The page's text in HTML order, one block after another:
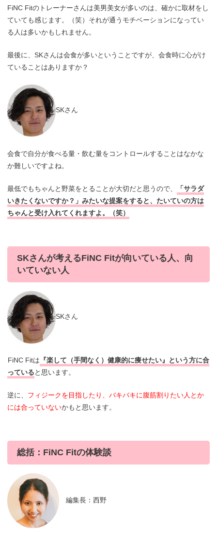
FiNC Fitのトレーナーさんは美男美女が多いのは、確かに取材をし
ていても感じます。（笑）それが通うモチベーションになってい
る人は多いかもしれません。
最後に、SKさんは会食が多いということですが、会食時に心がけ
ていることはありますか？
SKさん
会食で自分が食べる量・飲む量をコントロールすることはなかな
か難しいですよね。
最低でもちゃんと野菜をとることが大切だと思うので、
「サラダ
いきたくないですか？」みたいな提案をすると、たいていの方は
ちゃんと受け入れてくれますよ。（笑）
SKさんが考えるFiNC Fitが向いている人、向
いていない人
SKさん
FiNC Fitは 『楽して（手間なく）健康的に痩せたい』という方に合
っていると思います。
逆に、 フィジークを目指したり、バキバキに腹筋割りたい人とか
には合っていないかもと思います。
総括：FiNC Fitの体験談
編集長：西野